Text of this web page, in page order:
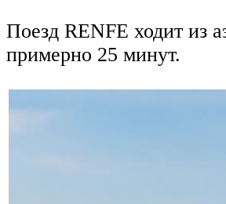
Поезд RENFE ходит из
примерно 25 минут.